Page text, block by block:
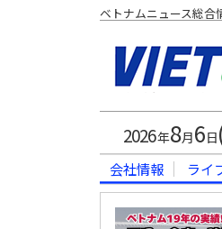
ベトナムニュース総合
2026年8月6 日
会社情報 ライ